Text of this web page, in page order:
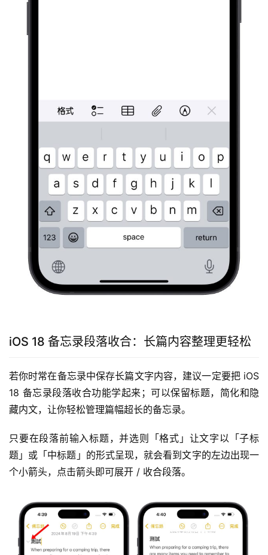
iOS 18 备忘录段落收合：长篇内容整理更轻松
若你时常在备忘录中保存长篇文字内容，建议一定要把 iOS
18 备忘录段落收合功能学起来；可以保留标题，简化和隐
藏内文，让你轻松管理篇幅超长的备忘录。
只要在段落前输入标题，并选则「格式」让文字以「子标
题」或「中标题」的形式呈现，就会看到文字的左边出现一
个小箭头，点击箭头即可展开 / 收合段落。